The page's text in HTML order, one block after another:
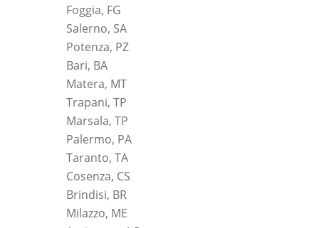
Foggia, FG
Salerno, SA
Potenza, PZ
Bari, BA
Matera, MT
Trapani, TP
Marsala, TP
Palermo, PA
Taranto, TA
Cosenza, CS
Brindisi, BR
Milazzo, ME